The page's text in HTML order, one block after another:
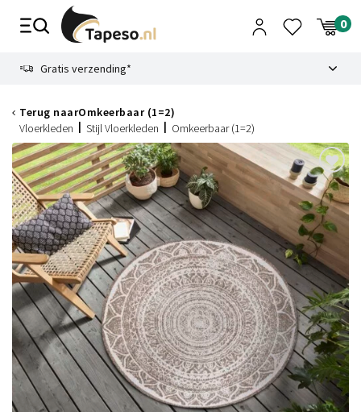
Gratis verzending*
Terug naarOmkeerbaar (1=2)
Vloerkleden
Stijl Vloerkleden Omkeerbaar (1=2)